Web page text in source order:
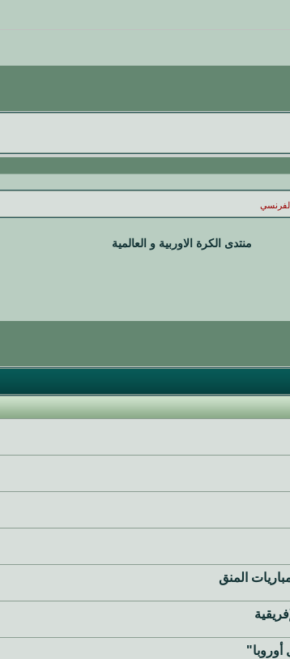
الفرنسي
منتدى الكرة الاوربية و العالمية
المنق